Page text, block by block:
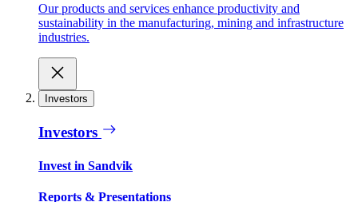
Our products and services enhance productivity and
sustainability in the manufacturing, mining and infrastructure
industries.
Investors
Investors
Invest in Sandvik
Reports & Presentations